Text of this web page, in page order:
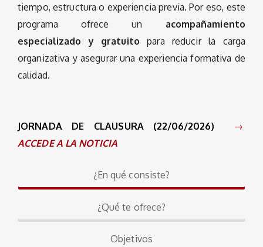
tiempo, estructura o experiencia previa. Por eso, este
programa ofrece un acompañamiento
especializado y gratuito para reducir la carga
organizativa y asegurar una experiencia formativa de
calidad.
JORNADA DE CLAUSURA (22/06/2026)
→
ACCEDE A LA NOTICIA
¿En qué consiste?
¿Qué te ofrece?
Objetivos